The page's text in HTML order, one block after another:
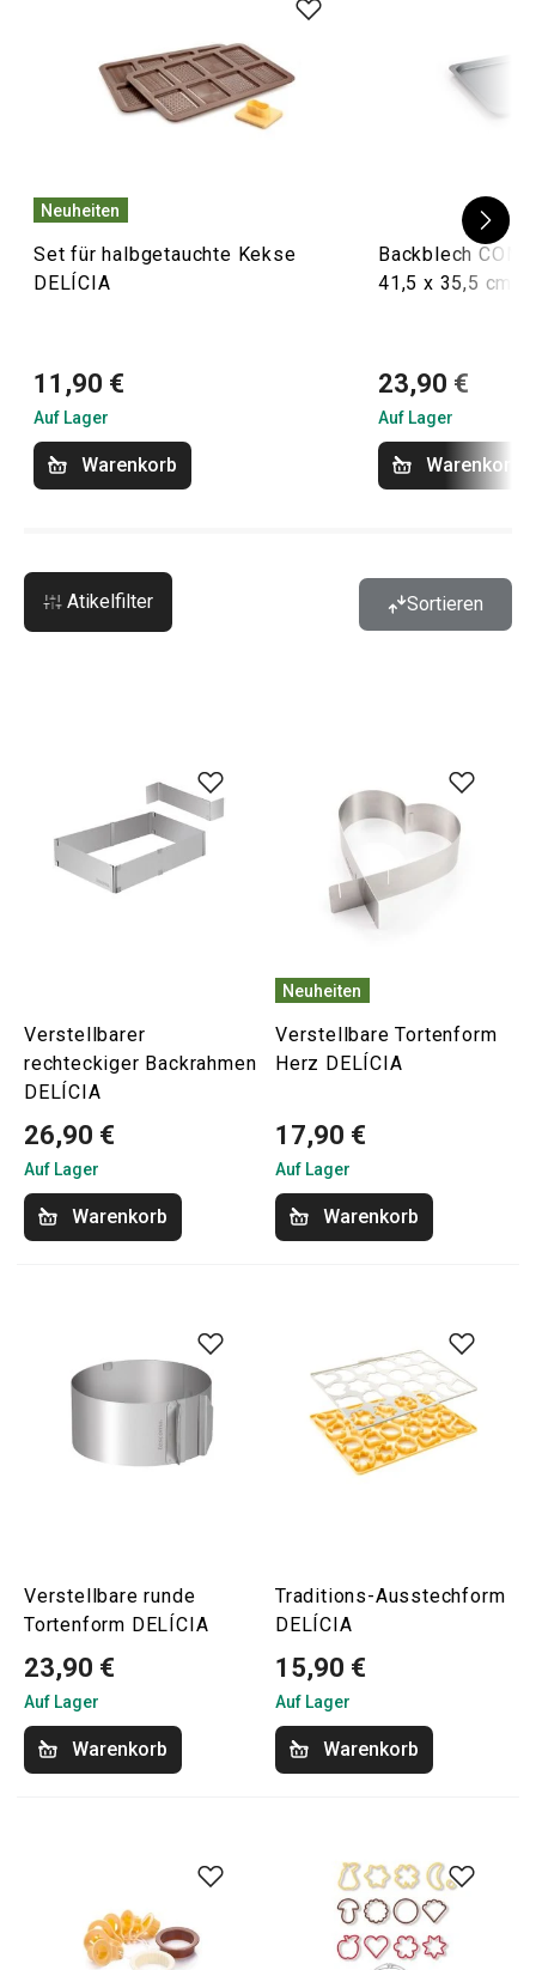
Neuheiten
Set für halbgetauchte Kekse
DELÍCIA
11,90 €
Auf Lager
Warenkorb
Backblech
41,5 x 35,5 cm
23,90 €
Auf Lager
Warenkorb
Atikelfilter Sortieren
Verstellbarer
rechteckiger Backrahmen
DELÍCIA
26,90 €
Auf Lager
Warenkorb
Neuheiten
Verstellbare Tortenform
Herz DELÍCIA
17,90 €
Auf Lager
Warenkorb
Verstellbare runde
Tortenform DELÍCIA
23,90 €
Auf Lager
Warenkorb
Traditions-Ausstechform
DELÍCIA
15,90 €
Auf Lager
Warenkorb